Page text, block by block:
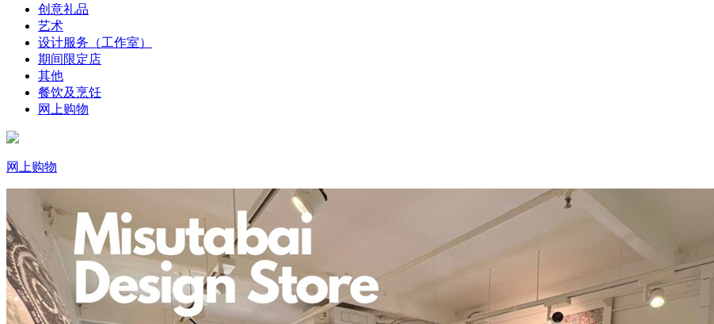
创意礼品
艺术
设计服务（工作室）
期间限定店
其他
餐饮及烹饪
网上购物
网上购物